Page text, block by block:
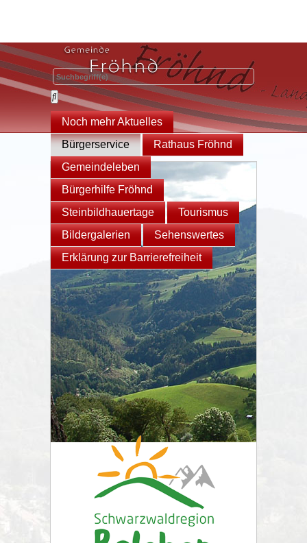
Noch mehr Aktuelles
Bürgerservice
Rathaus Fröhnd
Gemeindeleben
Bürgerhilfe Fröhnd
Steinbildhauertage
Tourismus
Bildergalerien
Sehenswertes
Erklärung zur Barrierefreiheit